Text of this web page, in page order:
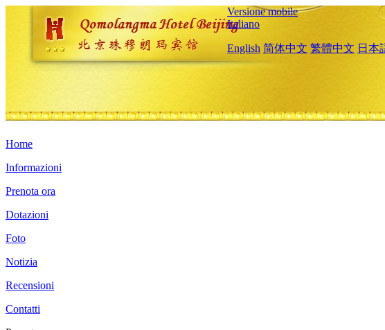
Versione mobile
Italiano
English 简体中文 繁體中文 日本
Home
Informazioni
Prenota ora
Dotazioni
Foto
Notizia
Recensioni
Contatti